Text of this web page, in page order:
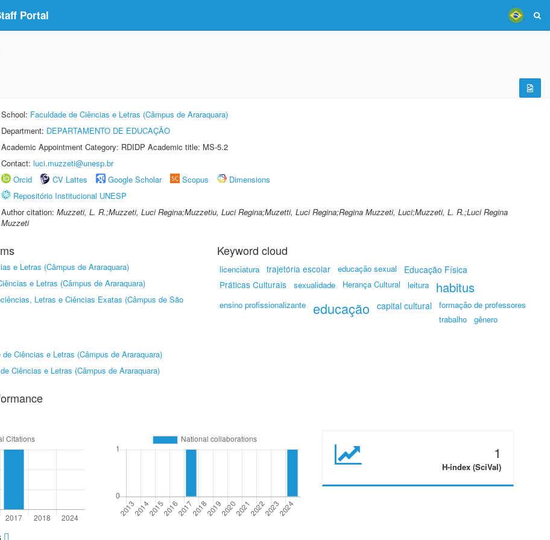
Portal
School: Faculdade de Ciências e Letras (Câmpus de Araraquara)
Department: DEPARTAMENTO DE EDUCAÇÃO
Academic Appointment Category: RDIDP Academic title: MS-5.2
Contact: luci.muzzeti@unesp.br
Orcid
CV Lattes Google Scholar Scopus
Dimensions
Repositório Institucional UNESP
Author citation: Muzzeti, L. R.;Muzzeti, Luci Regina;Muzzetiu, Luci Regina;Muzetti, Luci Regina;Regina Muzzeti, Luci;Muzzeti, L. R.;Luci Regina
Muzzeti
e Letras (Câmpus de Araraquara)
e Letras (Câmpus de Araraquara)
Letras e Ciências Exatas (Câmpus de São
de Ciências e Letras (Câmpus de Araraquara)
Ciências e Letras (Câmpus de Araraquara)
Keyword cloud
licenciatura trajetória escolar educação sexual
Educação Física
Práticas Culturais
sexualidade Herança Cultural leitura habitus
ensino profissionalizante educação capital cultural
formação de professores
trabalho
gênero
1
H-index (SciVal)